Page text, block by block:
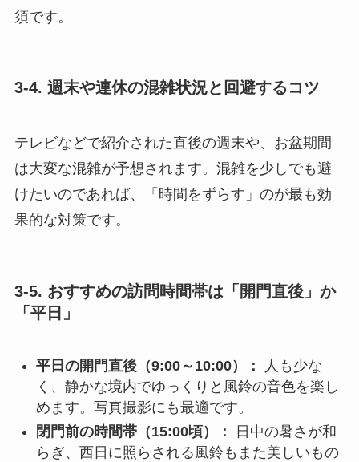
須です。
3-4. 週末や連休の混雑状況と回避するコツ
テレビなどで紹介された直後の週末や、お盆期間
は大変な混雑が予想されます。混雑を少しでも避
けたいのであれば、「時間をずらす」のが最も効
果的な対策です。
3-5. おすすめの訪問時間帯は「開門直後」か
「平日」
平日の開門直後（9:00～10:00）：
人も少な
く、静かな境内でゆっくりと風鈴の音色を楽し
めます。写真撮影にも最適です。
閉門前の時間帯（15:00頃）：
日中の暑さが和
らぎ、西日に照らされる風鈴もまた美しいもの